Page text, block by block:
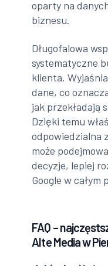
oparty na
biznesu.
Długofalowa
systematyczne
klienta.
dane, co
jak przekładają
Dzięki temu
odpowiedzialna
może
decyzje, lepiej
Google w całym
FAQ –
Alte Media w